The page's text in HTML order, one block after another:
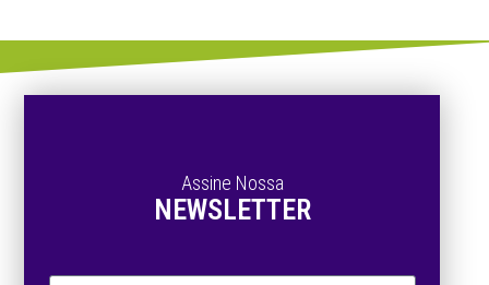
Assine Nossa
NEWSLETTER